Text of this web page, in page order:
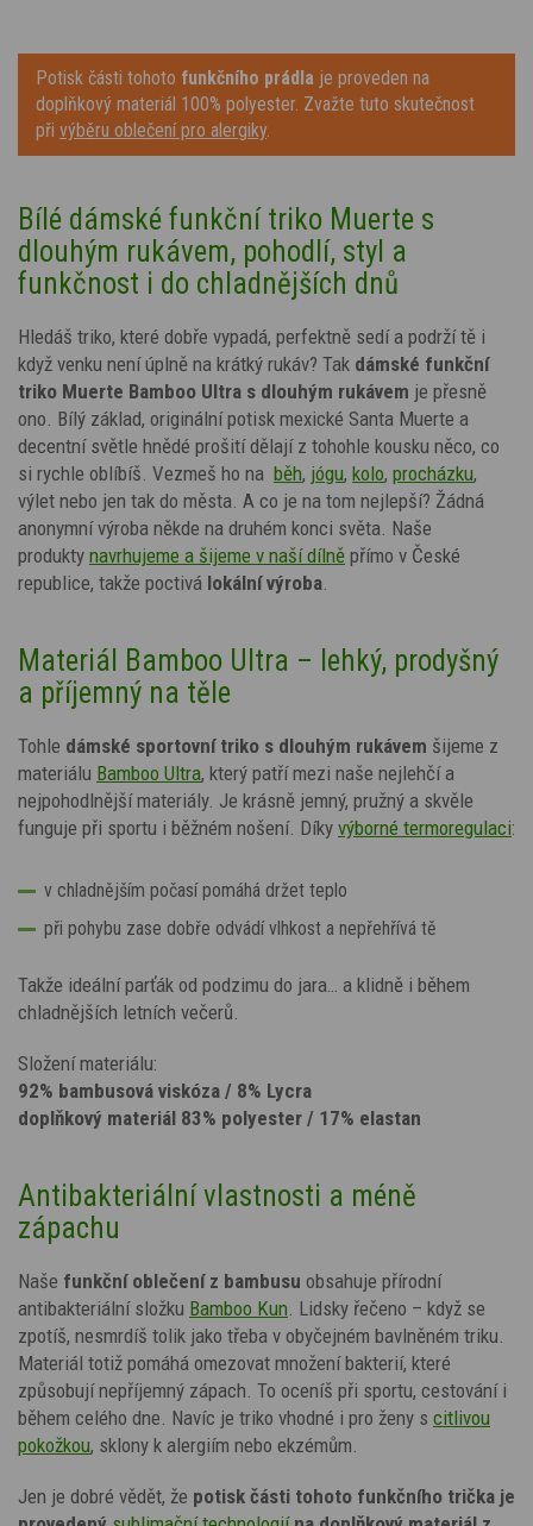
Potisk části tohoto funkčního prádla je proveden na
doplňkový materiál 100% polyester. Zvažte tuto skutečnost
při výběru oblečení pro alergiky.
Bílé dámské funkční triko Muerte s
dlouhým rukávem, pohodlí, styl a
funkčnost i do chladnějších dnů
Hledáš triko, které dobře vypadá, perfektně sedí a podrží tě i
když venku není úplně na krátký rukáv? Tak dámské funkční
triko Muerte Bamboo Ultra s dlouhým rukávem je přesně
ono. Bílý základ, originálnípotisk mexické Santa Muerte a
decentní světle hnědé prošití dělají z tohohle kousku něco, co
si rychle oblíbíš. Vezmeš ho na běh, jógu, kolo, procházku,
výlet nebo jen tak do města. A co je na tom nejlepší? Žádná
anonymní výroba někde na druhém konci světa. Naše
produkty navrhujeme a šijeme v naší dílně přímo v České
republice, takže poctivá lokální výroba
Materiál Bamboo Ultra – lehký, prodyšný
a příjemný na těle
Tohle dámské sportovní triko s dlouhým rukávem šijeme z
materiálu Bamboo Ultra, který patří mezi naše nejlehčí a
nejpohodlnější materiály. Je krásně jemný, pružný a skvěle
funguje při sportu i běžném nošení. Díky výborné termoregulaci:
v chladnějším počasí pomáhá držet teplo
při pohybu zase dobře odvádí vlhkost a nepřehřívá tě
Takže ideální parťák od podzimu do jara… a klidně i během
chladnějších letních večerů.
Složení materiálu:
92% bambusová viskóza / 8% Lycra
doplňkový materiál 83% polyester / 17% elastan
Antibakteriální vlastnosti a méně
zápachu
Naše funkční oblečení z bambusu obsahuje přírodní
antibakteriální složku Bamboo Kun . Lidsky řečeno – když se
zpotíš, nesmrdíš tolik jako třeba v obyčejném bavlněném triku.
Materiál totiž pomáhá omezovat množení bakterií, které
způsobují nepříjemný zápach. To oceníš při sportu, cestování i
během celého dne. Navíc je triko vhodné i pro ženy s citlivou
pokožkou, sklony k alergiím nebo ekzémům.
Jen je dobré vědět, že potisk části tohoto funkčního trička je